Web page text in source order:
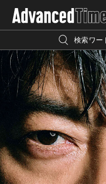
CATEGORY
FASHION
BEAUTY
TRAVEL
『AdvancedTime』は、自
な大人達におくる、スペシ
高感度なファッション、
教養を求め、今までの人
って楽しみながら、進化
人気の検索キーワード
宿泊
リゾート
美白